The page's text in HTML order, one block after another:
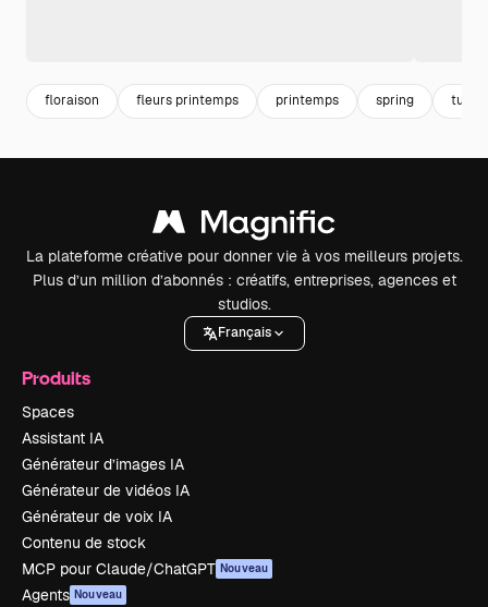
floraison fleurs printemps printemps spring tulipe
La plateforme créative pour donner vie à vos meilleurs projets.
Plus d’un million d’abonnés : créatifs, entreprises, agences et
studios.
Français
Produits
Spaces
Assistant IA
Générateur d’images IA
Générateur de vidéos IA
Générateur de voix IA
Contenu de stock
MCP pour Claude/ChatGPT Nouveau
Agents Nouveau